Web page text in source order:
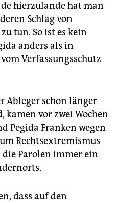
hierzulande hat man
Schlag von
tun. So ist es kein
anders als in
Verfassungsschutz
Ableger schon länger
kamen vor zwei Wochen
Pegida Franken wegen
Rechtsextremismus
Parolen immer ein
dass auf den